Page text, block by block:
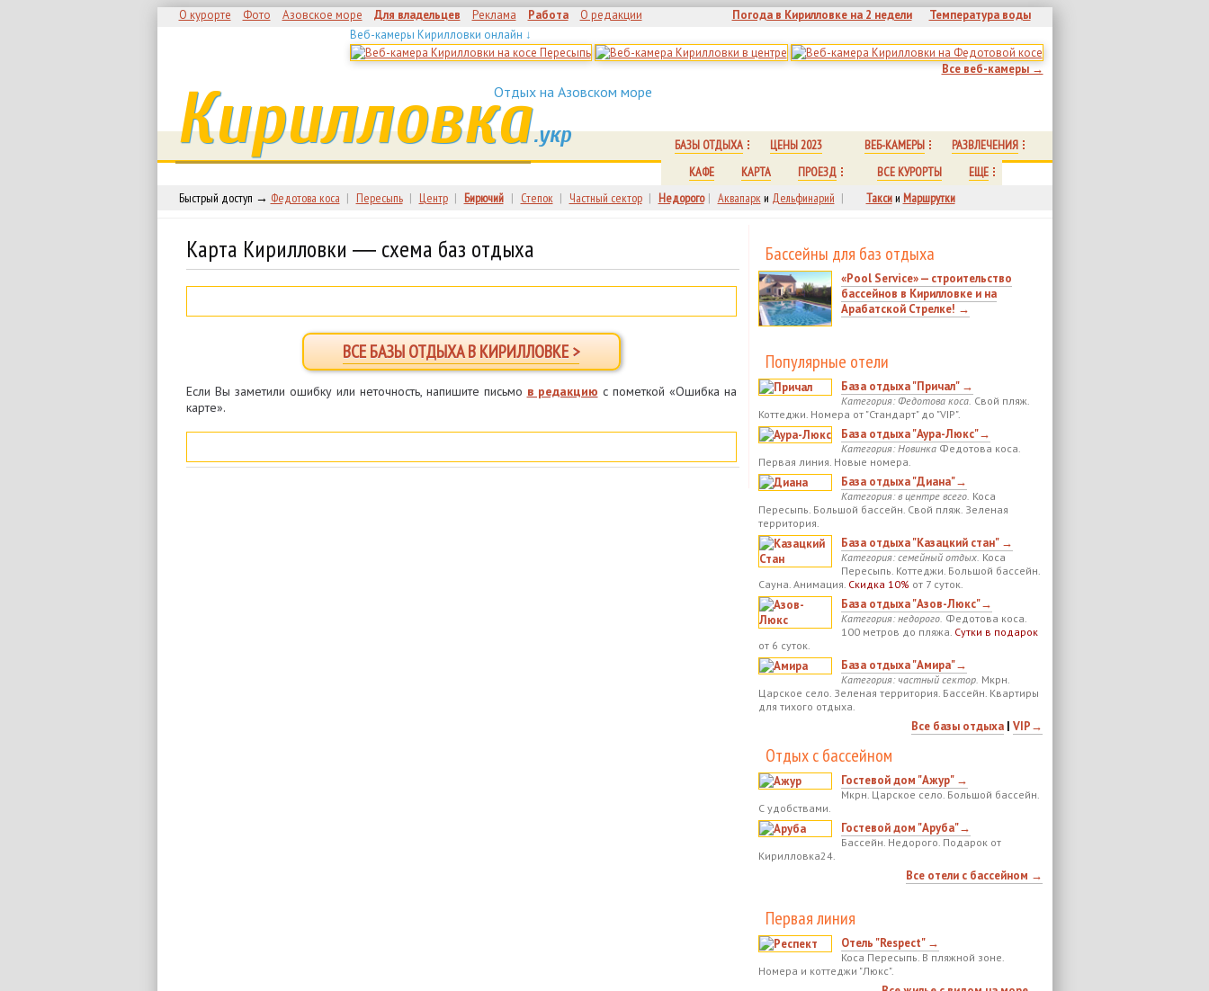
О курорте Фото Азовское море Для владельцев Реклама Работа О редакции Погода в Кирилловке на 2 недели
Температура воды
Веб-камеры Кирилловки онлайн ↓
Все веб-камеры →
Отдых на Азовском море
Кирилловка.укр БАЗЫ ОТДЫХА ЦЕНЫ 2023 ВЕБ-КАМЕРЫ
РАЗВЛЕЧЕНИЯ
КАФЕ
КАРТА ПРОЕЗД ВСЕ КУРОРТЫ
ЕЩЕ
Быстрый доступ → Федотова коса | Пересыпь | Центр | Бирючий | Степок | Частный сектор | Недорого | Аквапарки Дельфинарий | Таксии Маршрутки
Карта Кирилловки ― схема баз отдыха
ВСЕ БАЗЫ ОТДЫХА В КИРИЛЛОВКЕ >
Если Вы заметили ошибку или неточность, напишите письмо в редакцию с пометкой «Ошибка на
карте».
Бассейны для баз отдыха
«Pool Service» — строительство
бассейнов в Кирилловке и на
Арабатской Стрелке! →
Популярные отели
База отдыха "Причал" →
Категория: Федотова коса. Свой пляж.
Коттеджи. Номера от "Стандарт" до "VIP".
База отдыха "Аура-Люкс"→
Категория: НовинкаФедотова коса.
Первая линия. Новые номера.
База отдыха "Диана"→
Категория: в центре всего. Коса
Пересыпь. Большой бассейн. Свой пляж. Зеленая
территория.
База отдыха "Казацкий стан" →
Категория: семейный отдых. Коса
Пересыпь. Коттеджи. Большой бассейн.
Сауна. Анимация. Скидка 10% от 7 суток.
База отдыха "Азов-Люкс"→
Категория: недорого. Федотова коса.
100 метров до пляжа. Сутки в подарок
от 6 суток.
База отдыха "Амира"→
Категория: частный сектор. Мкрн.
Царское село. Зеленая территория. Бассейн. Квартиры
для тихого отдыха.
Все базы отдыха| VIP→
Отдых с бассейном
Гостевой дом "Ажур" →
Мкрн. Царское село. Большой бассейн.
С удобствами.
Гостевой дом "Аруба"→
Бассейн. Недорого. Подарок от
Кирилловка24.
Все отели с бассейном →
Первая линия
Отель "Respect" →
Коса Пересыпь. В пляжной зоне.
Номера и коттеджи "Люкс".